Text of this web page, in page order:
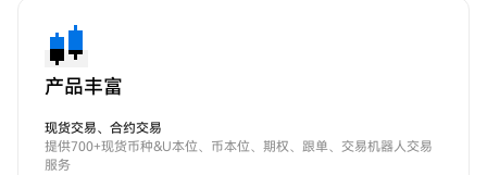
产品丰富
现货交易、合约交易
提供700+现货币种&U本位、币本位、期权、跟单、交易机器人交易
服务